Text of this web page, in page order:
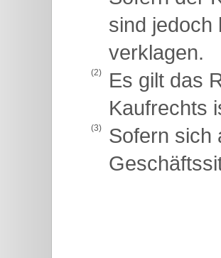
sind jedoch
verklagen.
(2)
Es gilt das
Kaufrechts
(3)
Sofern sich